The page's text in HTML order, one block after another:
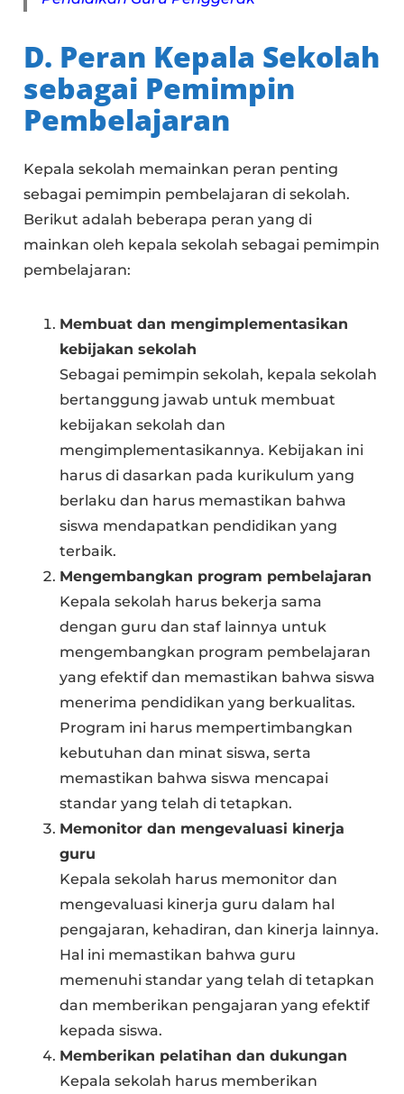
D. Peran Kepala Sekolah
sebagai Pemimpin
Pembelajaran
Kepala sekolah memainkan peran penting
sebagai pemimpin pembelajaran di sekolah.
Berikut adalah beberapa peran yang di
mainkan oleh kepala sekolah sebagai pemimpin
pembelajaran:
Membuat dan mengimplementasikan
kebijakan sekolah
Sebagai pemimpin sekolah, kepala sekolah
bertanggung jawab untuk membuat
kebijakan sekolah dan
mengimplementasikannya. Kebijakan ini
harus di dasarkan pada kurikulum yang
berlaku dan harus memastikan bahwa
siswa mendapatkan pendidikan yang
terbaik.
Mengembangkan program pembelajaran
Kepala sekolah harus bekerja sama
dengan guru dan staf lainnya untuk
mengembangkan program pembelajaran
yang efektif dan memastikan bahwa siswa
menerima pendidikan yang berkualitas.
Program ini harus mempertimbangkan
kebutuhan dan minat siswa, serta
memastikan bahwa siswa mencapai
standar yang telah di tetapkan.
Memonitor dan mengevaluasi kinerja
guru
Kepala sekolah harus memonitor dan
mengevaluasi kinerja guru dalam hal
pengajaran, kehadiran, dan kinerja lainnya.
Hal ini memastikan bahwa guru
memenuhi standar yang telah di tetapkan
dan memberikan pengajaran yang efektif
kepada siswa.
Memberikan pelatihan dan dukungan
Kepala sekolah harus memberikan